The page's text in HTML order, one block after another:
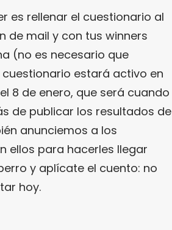
es rellenar el cuestionario al
de mail y con tus winners
(no es necesario que
estará activo en
8 de enero, que será cuando
de publicar los resultados de
anunciemos a los
ellos para hacerles llegar
y aplícate el cuento: no
hoy.